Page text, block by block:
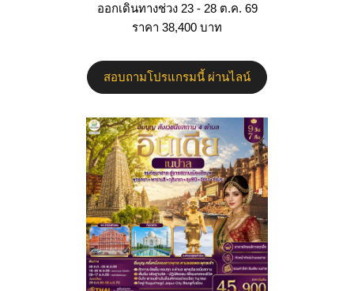
ออกเดินทางช่วง 23 - 28 ต.ค. 69
ราคา 38,400 บาท
สอบถามโปรแกรมนี้ ผ่านไลน์